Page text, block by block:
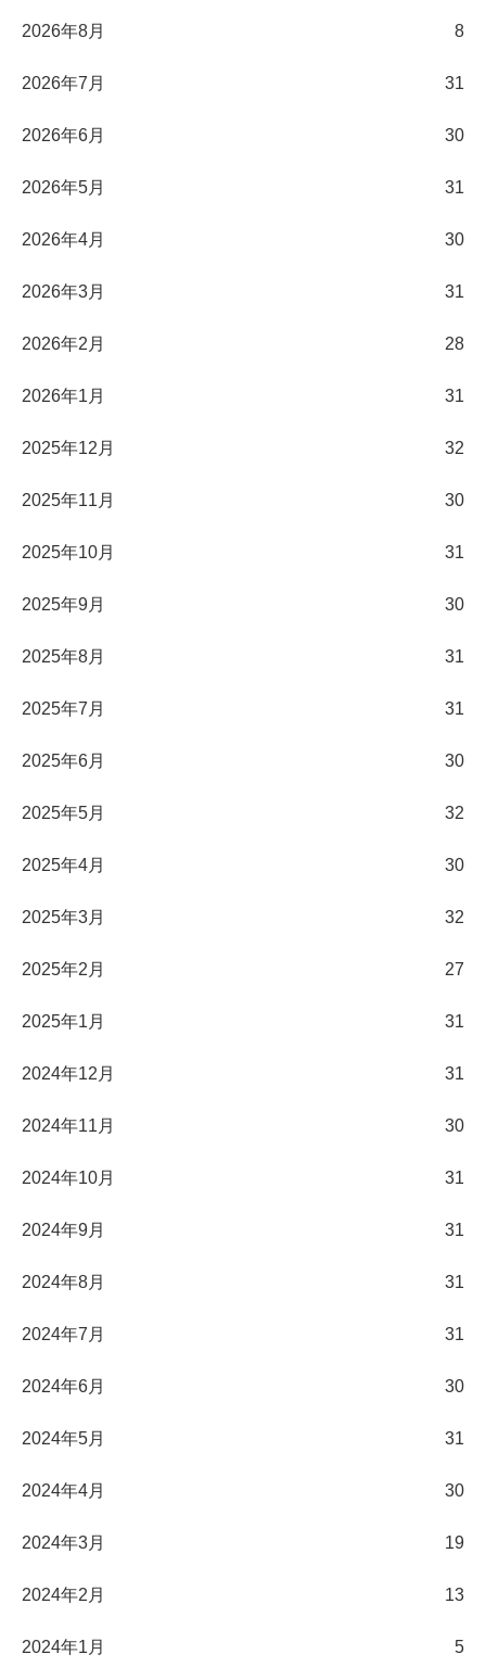
2026年8月 8
2026年7月 31
2026年6月 30
2026年5月 31
2026年4月 30
2026年3月 31
2026年2月 28
2026年1月 31
2025年12月 32
2025年11月 30
2025年10月 31
2025年9月 30
2025年8月 31
2025年7月 31
2025年6月 30
2025年5月 32
2025年4月 30
2025年3月 32
2025年2月 27
2025年1月 31
2024年12月 31
2024年11月 30
2024年10月 31
2024年9月 31
2024年8月 31
2024年7月 31
2024年6月 30
2024年5月 31
2024年4月 30
2024年3月 19
2024年2月 13
2024年1月 5